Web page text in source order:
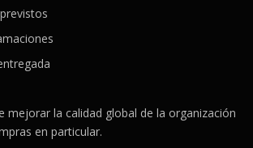
mejorar la calidad global de la organización
en particular.